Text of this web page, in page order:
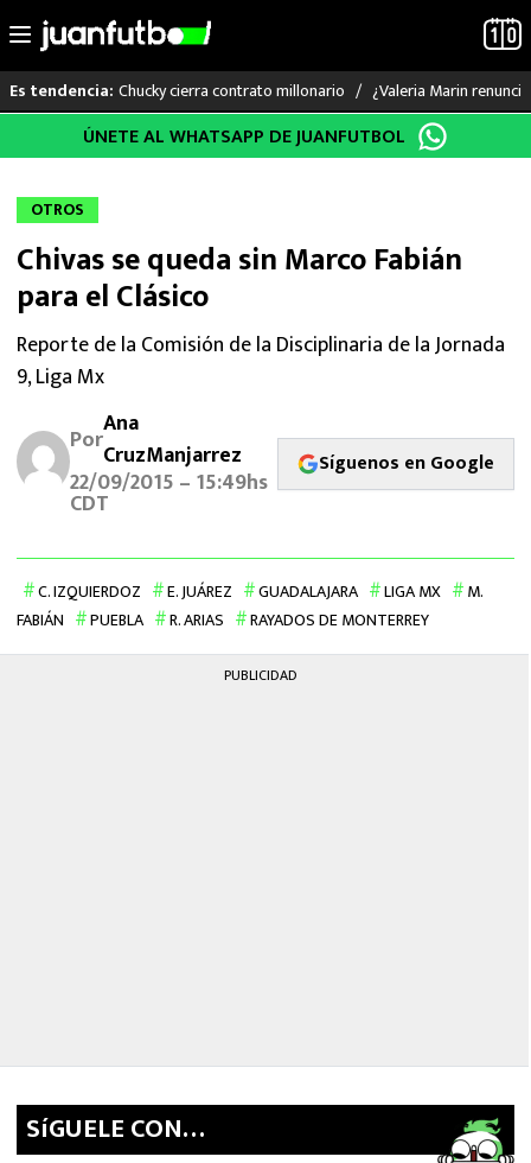
al
Es tendencia: Chucky cierra contrato millonario ¿Valeria Marin
LO ÚLTIMO
LIGA MX
RAYADOS
PUMAS
ATLANTE
SELECCIÓN MEXICANA
FUTBOL INTERNACIONAL
MEXICANOS EN EL EXTRANJERO
FUTBOL ESTUFA
FÓRMULA 1
ÚNETE AL WHATSAPP DE JUANFUTBOL
OTROS
Chivas se queda sin Marco Fabián
para el Clásico
Reporte de la Comisión de la Disciplinaria de la Jornada
9, Liga Mx
PorAna
CruzManjarrez
22/09/2015 – 15:49hs
CDT
Síguenos en Google
C. IZQUIERDOZ E. JUÁREZ GUADALAJARA LIGA MX
M.
FABIÁN
PUEBLA R. ARIAS RAYADOS DE MONTERREY
PUBLICIDAD
SíGUELE CON…